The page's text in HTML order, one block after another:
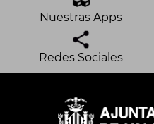
Nuestras Apps
Redes Sociales